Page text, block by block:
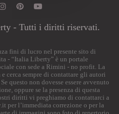
- Tutti i diritti riservati.
fini di lucro nel presente sito di
- “Italia Liberty” è un portale
con sede a Rimini - no profit. La
cerca sempre di contattare gli autori
questo non dovesse essere avvenuto
oppure se la presenza di questa
diritti vi preghiamo di contattarci a
per l’immediata correzione o per la